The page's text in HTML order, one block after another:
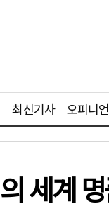
최신기사 오피니언
세계